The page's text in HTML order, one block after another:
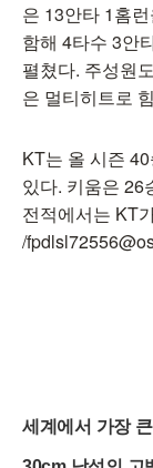
은 13안타 1홈
함해 4타수 3안
펼쳤다. 주성원
은 멀티히트로
KT는 올 시즌
있다. 키움은 26
전적에서는 KT
/